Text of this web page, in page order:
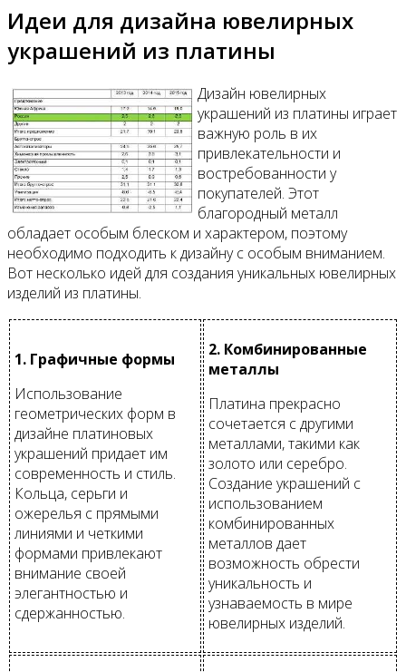
Идеи для дизайна ювелирных
украшений из платины
Дизайн ювелирных
украшений из платины играет
важную роль в их
привлекательности и
востребованности у
покупателей. Этот
благородный металл
обладает особым блеском и характером, поэтому
необходимо подходить к дизайну с особым вниманием.
Вот несколько идей для создания уникальных ювелирных
изделий из платины.
1. Графичные формы
Использование
геометрических форм в
дизайне платиновых
украшений придает им
современность и стиль.
Кольца, серьги и
ожерелья с прямыми
линиями и четкими
формами привлекают
внимание своей
элегантностью и
сдержанностью.
2. Комбинированные
металлы
Платина прекрасно
сочетается с другими
металлами, такими как
золото или серебро.
Создание украшений с
использованием
комбинированных
металлов дает
возможность обрести
уникальность и
узнаваемость в мире
ювелирных изделий.